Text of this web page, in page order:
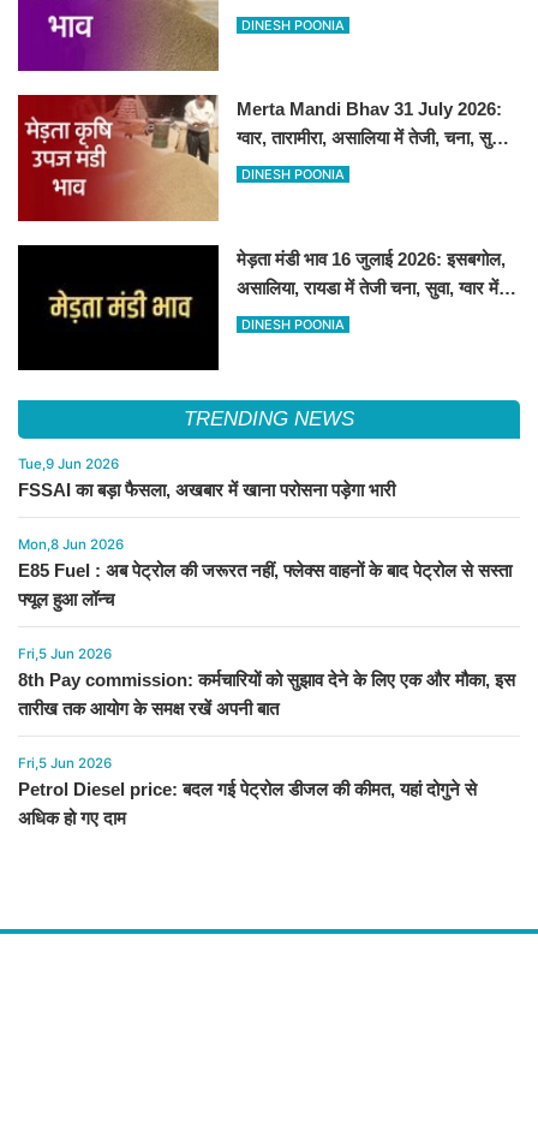
DINESH POONIA
Merta Mandi Bhav 31 July 2026:
ग्वार, तारामीरा, असालिया में तेजी, चना, सुवा,
रायड़ा मंदे बिके
DINESH POONIA
मेड़ता मंडी भाव 16 जुलाई 2026: इसबगोल,
असालिया, रायडा में तेजी चना, सुवा, ग्वार में
आई गिरावट
DINESH POONIA
TRENDING NEWS
Tue,9 Jun 2026
FSSAI का बड़ा फैसला, अखबार में खाना परोसना पड़ेगा भारी
Mon,8 Jun 2026
E85 Fuel : अब पेट्रोल की जरूरत नहीं, फ्लेक्स वाहनों के बाद पेट्रोल से सस्ता
फ्यूल हुआ लॉन्च
Fri,5 Jun 2026
8th Pay commission: कर्मचारियों को सुझाव देने के लिए एक और मौका, इस
तारीख तक आयोग के समक्ष रखें अपनी बात
Fri,5 Jun 2026
Petrol Diesel price: बदल गई पेट्रोल डीजल की कीमत, यहां दोगुने से
अधिक हो गए दाम